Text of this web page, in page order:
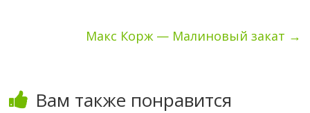
Макс Корж — Малиновый закат →
Вам также понравится